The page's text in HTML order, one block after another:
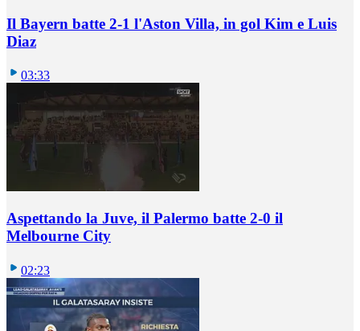
Il Bayern batte 2-1 l'Aston Villa, in gol Kim e Luis
Diaz
03:33
Aspettando la Juve, il Palermo batte 2-0 il
Melbourne City
02:23